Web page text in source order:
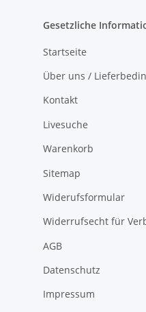
Gesetzliche
Startseite
Über uns /
Kontakt
Livesuche
Warenkorb
Sitemap
Widerufsformular
Widerrufsecht für
AGB
Datenschutz
Impressum